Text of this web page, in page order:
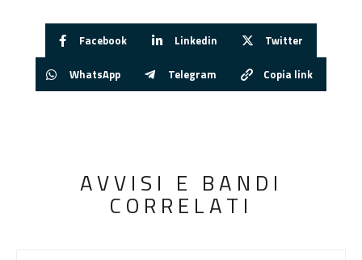
Facebook Linkedin Twitter
WhatsApp Telegram Copia link
AVVISI E BANDI
CORRELATI